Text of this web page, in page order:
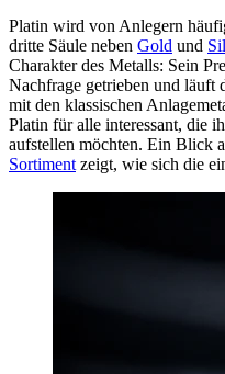
Platin wird von Anlegern
dritte Säule neben Gold und
Charakter des Metalls: Sein
Nachfrage getrieben und läuft
mit den klassischen
Platin für alle interessant, die
aufstellen möchten. Ein Blick
Sortimentzeigt, wie sich die